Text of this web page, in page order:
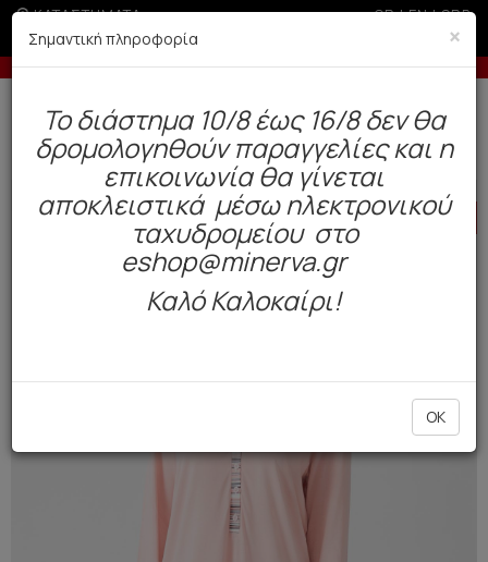
ΚΑΤΑΣΤΗΜΑΤΑ GR|EN|SRB
Έως 6 άτοκες δόσεις με πιστωτική άνω των 100€
Δωρεάν αποστολή άνω των 49€. Παράδοση σε 3-5 εργάσιμες.
Γυναίκα Πυτζάμες / Νυχτικά Χειμωνιάτικες
HOT
×
Σημαντική πληροφορία
To διάστημα 10/8 έως 16/8 δεν θα
δρομολογηθούν παραγγελίες και η
επικοινωνία θα γίνεται
αποκλειστικά μέσω ηλεκτρονικού
ταχυδρομείου στο
eshop@minerva.gr
Καλό Καλοκαίρι!
OK